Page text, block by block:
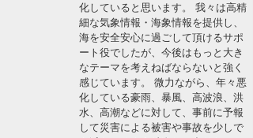
会員メニュー
今月のプレゼント
化していると思います。 我々は高精
細な気象情報・海象情報を提供し、
海を安全安心に過ごして頂けるサポ
ート役でしたが、今後はもっと大き
なテーマを考えねばならないと強く
感じています。 微力ながら、年々悪
化している豪雨、暴風、高波浪、洪
水、高潮などに対して、事前に予報
して災害による被害や事故を少しで
ショップ情報
ルール＆How to